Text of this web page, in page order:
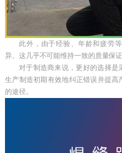
此外，由于经验、年龄和疲劳
异。这几乎不可能维持一致的质量保证
对于制造商来说，更好的选择是
生产制造初期有效地纠正错误并提
的途径。